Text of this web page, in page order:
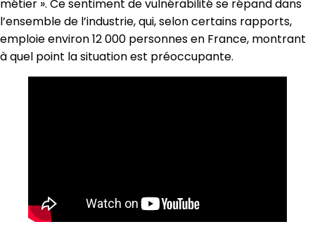
métier ». Ce sentiment de vulnérabilité se répand dans
l’ensemble de l’industrie, qui, selon certains rapports,
emploie environ 12 000 personnes en France, montrant
à quel point la situation est préoccupante.